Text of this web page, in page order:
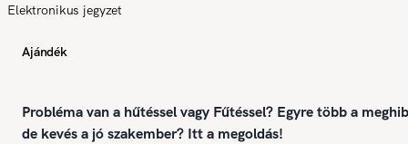
Elektronikus jegyzet
Ajándék
Probléma van a hűtéssel vagy Fűtéssel? Egyre több a
de kevés a jó szakember? Itt a megoldás!